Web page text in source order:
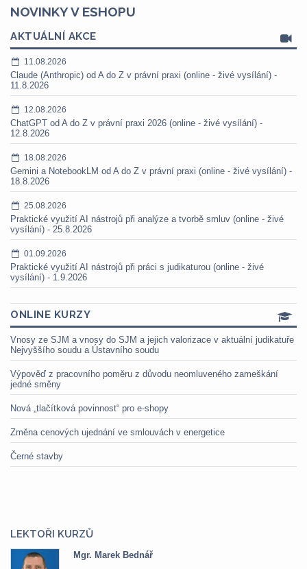
NOVINKY V ESHOPU
AKTUÁLNÍ AKCE
11.08.2026
Claude (Anthropic) od A do Z v právní praxi (online - živé vysílání) -
11.8.2026
12.08.2026
ChatGPT od A do Z v právní praxi 2026 (online - živé vysílání) -
12.8.2026
18.08.2026
Gemini a NotebookLM od A do Z v právní praxi (online - živé vysílání) -
18.8.2026
25.08.2026
Praktické využití AI nástrojů při analýze a tvorbě smluv (online - živé
vysílání) - 25.8.2026
01.09.2026
Praktické využití AI nástrojů při práci s judikaturou (online - živé
vysílání) - 1.9.2026
ONLINE KURZY
Vnosy ze SJM a vnosy do SJM a jejich valorizace v aktuální judikatuře
Nejvyššího soudu a Ústavního soudu
Výpověď z pracovního poměru z důvodu neomluveného zameškání
jedné směny
Nová „tlačítková povinnost“ pro e-shopy
Změna cenových ujednání ve smlouvách v energetice
Černé stavby
LEKTOŘI KURZŮ
Mgr. Veronika Pázmányová